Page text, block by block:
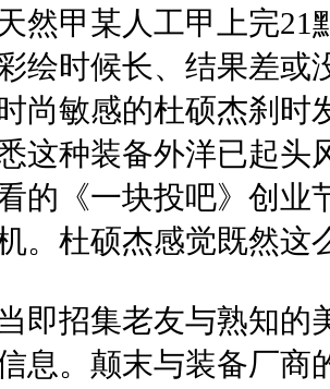
然甲某人工甲上完
绘时候长、结果差
尚敏感的杜硕杰刹时
这种装备外洋已起头
的《一块投吧》创业
。杜硕杰感觉既然这
即招集老友与熟知
息。颠末与装备厂商